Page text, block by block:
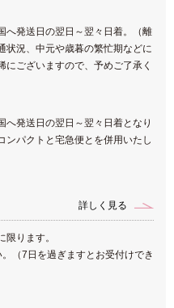
へ発送日の翌日～翌々日着。（離
況、中元や歳暮の繁忙期などに
にございますので、予めご了承く
へ発送日の翌日～翌々日着となり
パクトと宅急便とを併用いたし
詳しく見る
ります。
（7日を過ぎますとお受付けでき